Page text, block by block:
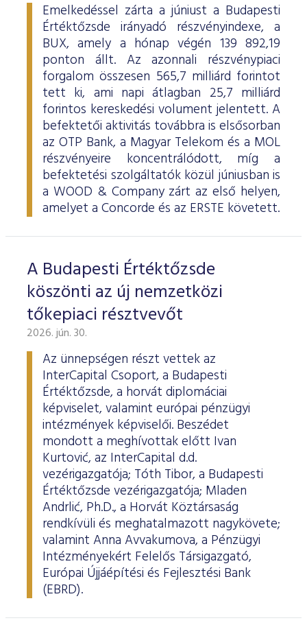
Emelkedéssel zárta a júniust a Budapesti
Értéktőzsde irányadó részvényindexe, a
BUX, amely a hónap végén 139 892,19
ponton állt. Az azonnali részvénypiaci
forgalom összesen 565,7 milliárd forintot
tett ki, ami napi átlagban 25,7 milliárd
forintos kereskedési volument jelentett. A
befektetői aktivitás továbbra is elsősorban
az OTP Bank, a Magyar Telekom és a MOL
részvényeire koncentrálódott, míg a
befektetési szolgáltatók közül júniusban is
a WOOD & Company zárt az első helyen,
amelyet a Concorde és az ERSTE követett.
A Budapesti Értéktőzsde
köszönti az új nemzetközi
tőkepiaci résztvevőt
2026. jún. 30.
Az ünnepségen részt vettek az
InterCapital Csoport, a Budapesti
Értéktőzsde, a horvát diplomáciai
képviselet, valamint európai pénzügyi
intézmények képviselői. Beszédet
mondott a meghívottak előtt Ivan
Kurtović, az InterCapital d.d.
vezérigazgatója; Tóth Tibor, a Budapesti
Értéktőzsde vezérigazgatója; Mladen
Andrlić, Ph.D., a Horvát Köztársaság
rendkívüli és meghatalmazott nagykövete;
valamint Anna Avvakumova, a Pénzügyi
Intézményekért Felelős Társigazgató,
Európai Újjáépítési és Fejlesztési Bank
(EBRD).